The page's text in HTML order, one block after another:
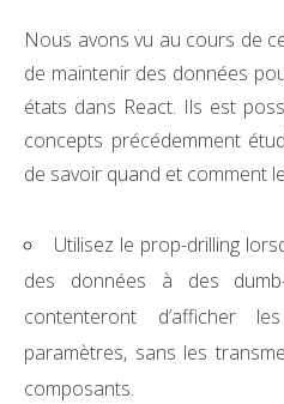
Nous avons vu au cours de
de maintenir des données
états dans React. Ils est
concepts précédemment
de savoir quand et comment
Utilisez le prop-drilling
des données à des
contenteront d’afficher
paramètres, sans les
composants.